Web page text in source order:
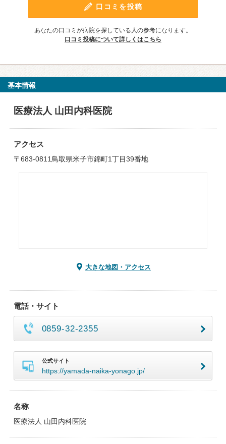
口コミを投稿
あなたの口コミが病院を探している人の参考になります。
口コミ投稿について詳しくはこちら
基本情報
医療法人 山田内科医院
アクセス
〒683-0811鳥取県米子市錦町1丁目39番地
大きな地図・アクセス
電話・サイト
0859-32-2355
公式サイト
https://yamada-naika-yonago.jp/
名称
医療法人 山田内科医院